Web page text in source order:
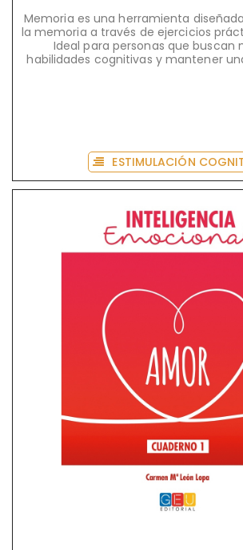
Memoria es una herramienta
la memoria a través de ejercicios
Ideal para personas que buscan
habilidades cognitivas y mantener
ESTIMULACIÓN